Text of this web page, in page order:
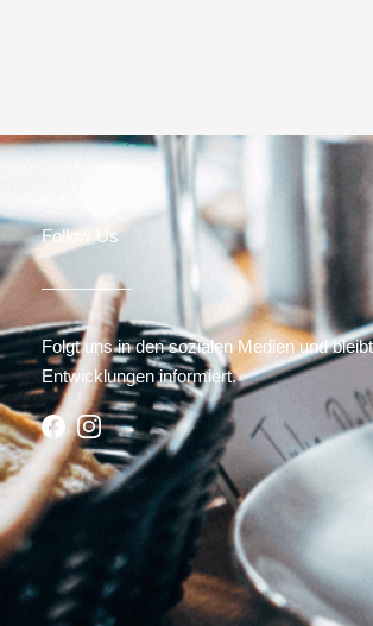
Follow Us
Folgt uns in den sozialen Medien und
Entwicklungen informiert.